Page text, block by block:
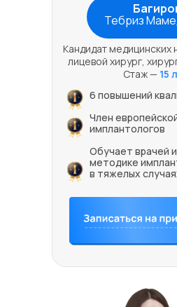
6 повышений
Член
имплантологов
Обучает врачей
методике
в тяжелых
Тебриз
Кандидат медицинских
лицевой хирург,
Стаж — 15